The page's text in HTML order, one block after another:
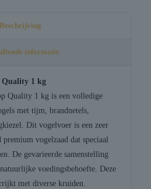
Beschrijving
informatie
Quality 1 kg
Quality 1 kg is een volledige
met tijm, brandnetels,
Dit vogelvoer is een zeer
vogelzaad dat speciaal
De gevarieerde samenstelling
voedingsbehoefte. Deze
met diverse kruiden.